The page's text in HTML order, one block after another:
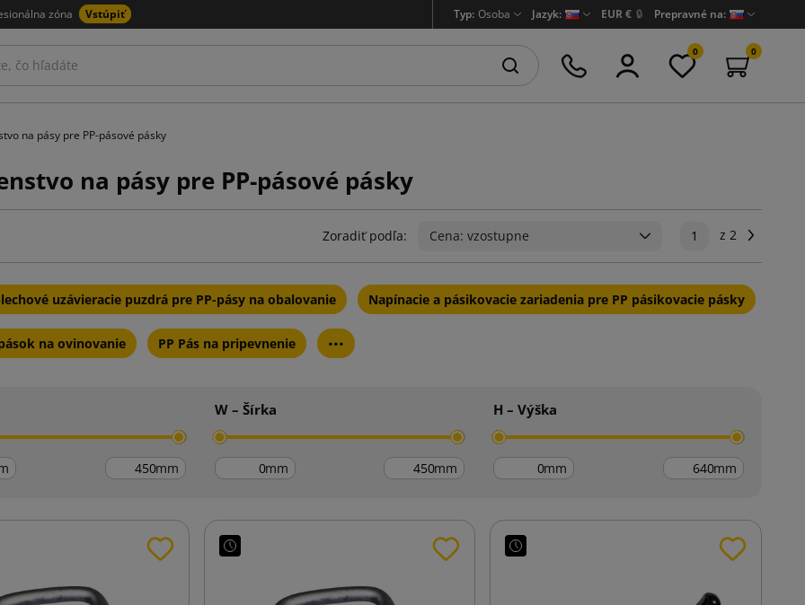
zóna Vstúpiť Typ: Osoba Jazyk: EUR € 🔒 Prepravné na:
0 0
na pásy pre PP-pásové pásky
na pásy pre PP-pásové pásky
Zoradiť podľa: Cena: vzostupne 1 z 2
uzávieracie puzdrá pre PP-pásy na obalovanie Napínacie a pásikovacie zariadenia pre PP pásikovacie pásky
na ovinovanie PP Pás na pripevnenie ...
mm
W – Šírka
mm mm
H – Výška
mm mm